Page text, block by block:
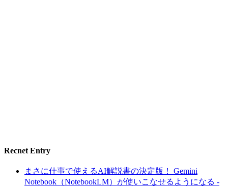
Recnet Entry
まさに仕事で使えるAI解説書の決定版！ Gemini
Notebook（NotebookLM）が使いこなせるようになる -